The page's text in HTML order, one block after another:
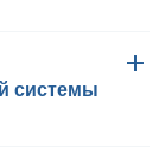
системы